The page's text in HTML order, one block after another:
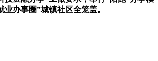
业办事圈”城镇社区全笼盖。